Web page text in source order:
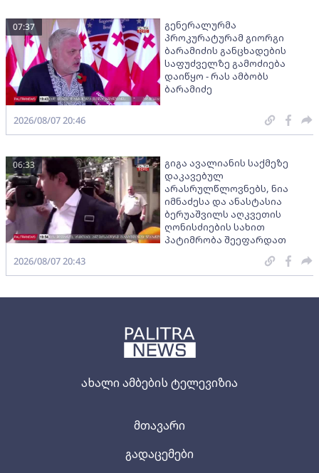
ახალი ამბების ტელევიზია
მთავარი
გადაცემები
გენერალურმა
პროკურატურამ გიორგი
ბარამიძის განცხადების
საფუძველზე გამოძიება
დაიწყო - რას ამბობს
ბარამიძე
07:37
2026/08/07 20:46
გიგა ავალიანის საქმეზე
დაკავებულ
არასრულწლოვნებს, ნია
იმნაძესა და ანასტასია
ბერუაშვილს აღკვეთის
ღონისძიების სახით
პატიმრობა შეეფარდათ
06:33
2026/08/07 20:43